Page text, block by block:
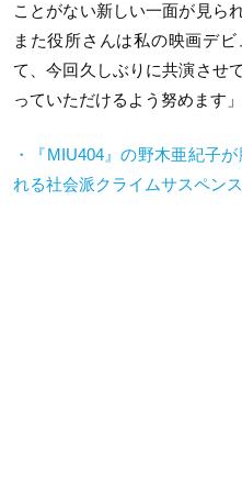
ことがない新しい一面が見ら
また役所さんは私の映画デ
て、今回久しぶりに共演させ
っていただけるよう努めます」
・『MIU404』の野木亜紀子
れる社会派クライムサスペンス